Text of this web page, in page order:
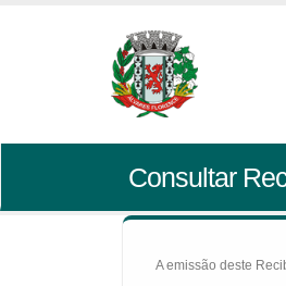
Consultar
A emissão deste